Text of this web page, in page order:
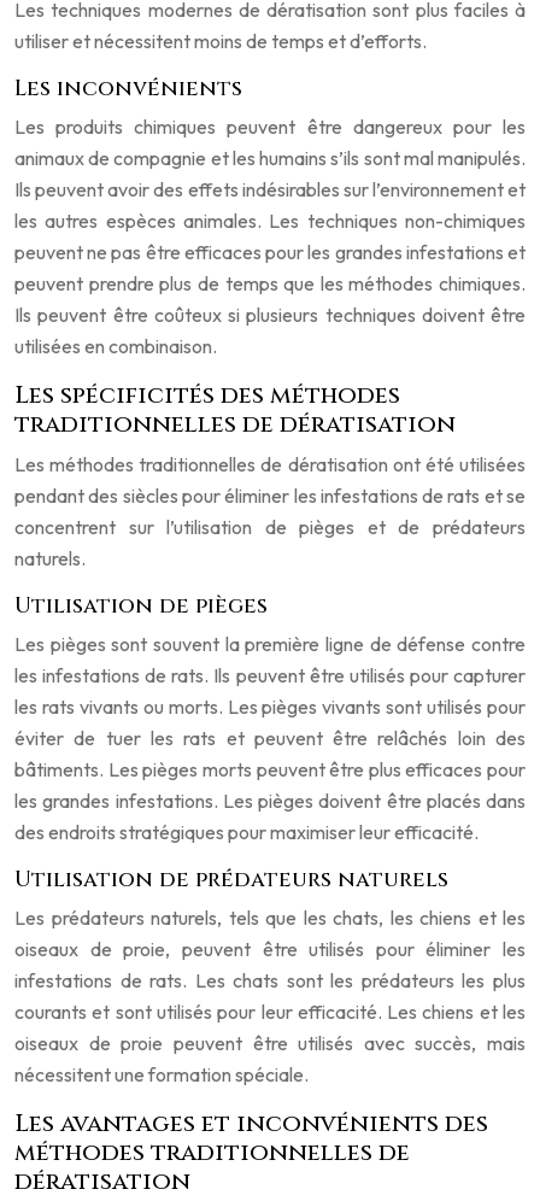
Les techniques modernes de dératisation sont plus faciles à
utiliser et nécessitent moins de temps et d’efforts.
Les inconvénients
Les produits chimiques peuvent être dangereux pour les
animaux de compagnie et les humains s’ils sont mal manipulés.
Ils peuvent avoir des effets indésirables sur l’environnement et
les autres espèces animales. Les techniques non-chimiques
peuvent ne pas être efficaces pour les grandes infestations et
peuvent prendre plus de temps que les méthodes chimiques.
Ils peuvent être coûteux si plusieurs techniques doivent être
utilisées en combinaison.
Les spécificités des méthodes
traditionnelles de dératisation
Les méthodes traditionnelles de dératisation ont été utilisées
pendant des siècles pour éliminer les infestations de rats et se
concentrent sur l’utilisation de pièges et de prédateurs
naturels.
Utilisation de pièges
Les pièges sont souvent la première ligne de défense contre
les infestations de rats. Ils peuvent être utilisés pour capturer
les rats vivants ou morts. Les pièges vivants sont utilisés pour
éviter de tuer les rats et peuvent être relâchés loin des
bâtiments. Les pièges morts peuvent être plus efficaces pour
les grandes infestations. Les pièges doivent être placés dans
des endroits stratégiques pour maximiser leur efficacité.
Utilisation de prédateurs naturels
Les prédateurs naturels, tels que les chats, les chiens et les
oiseaux de proie, peuvent être utilisés pour éliminer les
infestations de rats. Les chats sont les prédateurs les plus
courants et sont utilisés pour leur efficacité. Les chiens et les
oiseaux de proie peuvent être utilisés avec succès, mais
nécessitent une formation spéciale.
Les avantages et inconvénients des
méthodes traditionnelles de
dératisation